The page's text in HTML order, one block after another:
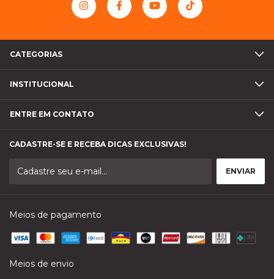
CATEGORIAS
INSTITUCIONAL
ENTRE EM CONTATO
CADASTRE-SE E RECEBA DICAS EXCLUSIVAS!
Meios de pagamento
Meios de envio